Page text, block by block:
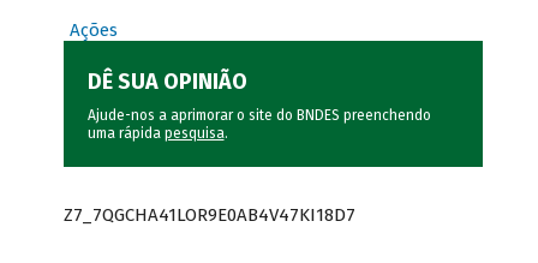
Ações
DÊ SUA OPINIÃO
Ajude-nos a aprimorar o site do BNDES preenchendo
uma rápida pesquisa.
Z7_7QGCHA41LOR9E0AB4V47KI18D7